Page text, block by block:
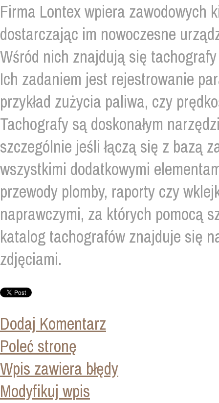
Firma Lontex wpiera zawodowych
dostarczając im nowoczesne
Wśród nich znajdują się
Ich zadaniem jest rejestrowanie
przykład zużycia paliwa, czy
Tachografy są doskonałym
szczególnie jeśli łączą się z bazą
wszystkimi dodatkowymi
przewody plomby, raporty czy
naprawczymi, za których pomocą
katalog tachografów znajduje się
zdjęciami.
Dodaj Komentarz
Poleć stronę
Wpis zawiera błędy
Modyfikuj wpis